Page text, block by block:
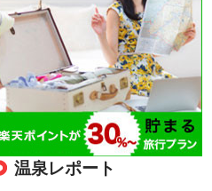
温泉レポート